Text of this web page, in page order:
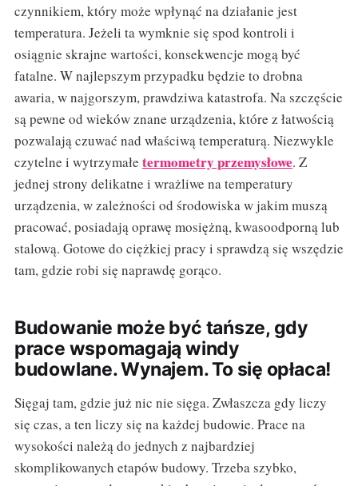
czynnikiem, który może wpłynąć na działanie jest
temperatura. Jeżeli ta wymknie się spod kontroli i
osiągnie skrajne wartości, konsekwencje mogą być
fatalne. W najlepszym przypadku będzie to drobna
awaria, w najgorszym, prawdziwa katastrofa. Na szczęście
są pewne od wieków znane urządzenia, które z łatwością
pozwalają czuwać nad właściwą temperaturą. Niezwykle
czytelne i wytrzymałe termometry przemysłowe. Z
jednej strony delikatne i wrażliwe na temperatury
urządzenia, w zależności od środowiska w jakim muszą
pracować, posiadają oprawę mosiężną, kwasoodporną lub
stalową. Gotowe do ciężkiej pracy i sprawdzą się wszędzie
tam, gdzie robi się naprawdę gorąco.
Budowanie może być tańsze, gdy
prace wspomagają windy
budowlane. Wynajem. To się opłaca!
Sięgaj tam, gdzie już nic nie sięga. Zwłaszcza gdy liczy
się czas, a ten liczy się na każdej budowie. Prace na
wysokości należą do jednych z najbardziej
skomplikowanych etapów budowy. Trzeba szybko,